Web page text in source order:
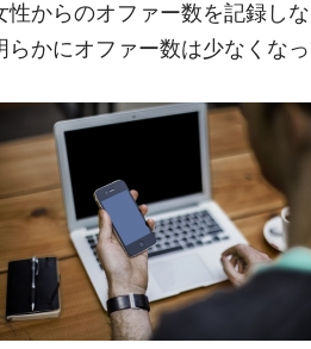
性からのオファー数を記録し
らかにオファー数は少なくなっ